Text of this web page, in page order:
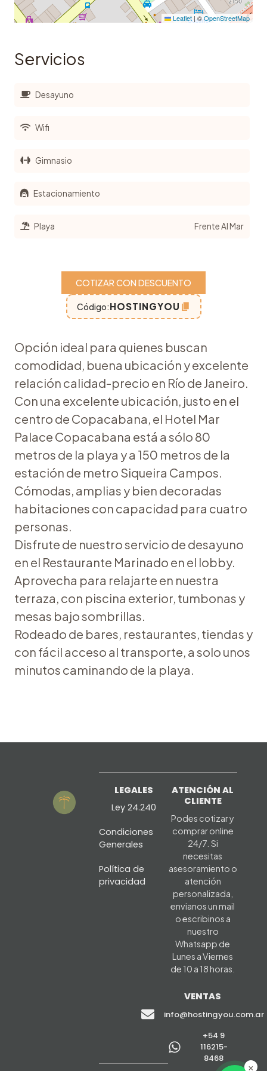
Leaflet|©OpenStreetMap
Servicios
Desayuno
Wifi
Gimnasio
Estacionamiento
Playa Frente Al Mar
COTIZAR CON DESCUENTO
Código:HOSTINGYOU
Opción ideal para quienes buscan
comodidad, buena ubicación y excelente
relación calidad-precio en Río de Janeiro.
Con una excelente ubicación, justo en el
centro de Copacabana, el Hotel Mar
Palace Copacabana está a sólo 80
metros de la playa y a 150 metros de la
estación de metro Siqueira Campos.
Cómodas, amplias y bien decoradas
habitaciones con capacidad para cuatro
personas.
Disfrute de nuestro servicio de desayuno
en el Restaurante Marinado en el lobby.
Aprovecha para relajarte en nuestra
terraza, con piscina exterior, tumbonas y
mesas bajo sombrillas.
Rodeado de bares, restaurantes, tiendas y
con fácil acceso al transporte, a solo unos
minutos caminando de la playa.
LEGALES
Ley 24.240
Condiciones
Generales
Política de
privacidad
ATENCIÓN AL
CLIENTE
Podes cotizar y
comprar online
24/7. Si
necesitas
asesoramiento o
atención
personalizada,
envianos un mail
o escribinos a
nuestro
Whatsapp de
Lunes a Viernes
de 10 a 18 horas.
VENTAS
info@hostingyou.com.ar
+54 9
116215-
8468
×